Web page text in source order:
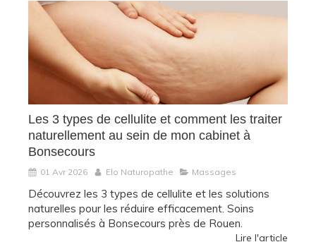
Les 3 types de cellulite et comment les traiter
naturellement au sein de mon cabinet à
Bonsecours
01 Avr 2026 Elo Naturopathe Massages
Découvrez les 3 types de cellulite et les solutions
naturelles pour les réduire efficacement. Soins
personnalisés à Bonsecours près de Rouen.
Lire l'article